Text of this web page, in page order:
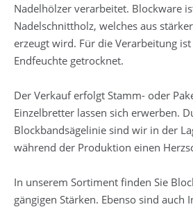
Nadelhölzer verarbeitet. Blockware
Nadelschnittholz, welches aus
erzeugt wird. Für die Verarbeitung
Endfeuchte getrocknet.
Der Verkauf erfolgt Stamm- oder
Einzelbretter lassen sich erwerben.
Blockbandsägelinie sind wir in der
während der Produktion einen
In unserem Sortiment finden Sie
gängigen Stärken. Ebenso sind auch